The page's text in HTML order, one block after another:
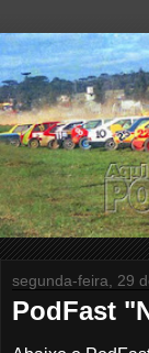
segunda-feira, 29
PodFast